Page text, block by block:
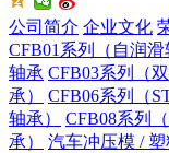
公司简介 企业文化
CFB01系列（自润滑
轴承 CFB03系列（
承）
CFB06系列（
轴承）
CFB08系列
承）
汽车冲压模 / 塑